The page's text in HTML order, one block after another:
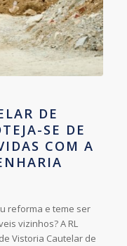
DE
SE DE
COM A
reforma e teme ser
vizinhos? A RL
Vistoria Cautelar de